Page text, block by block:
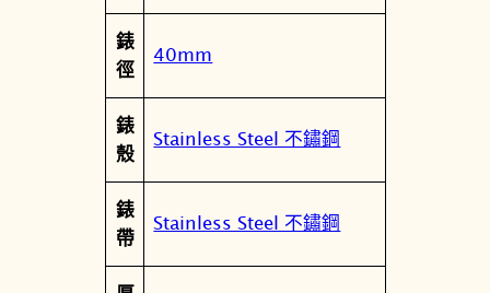
層
廣
款
機
錶
T
3
錶
徑
40mm
錶
殼
Stainless Steel 不鏽鋼
錶
帶
Stainless Steel 不鏽鋼